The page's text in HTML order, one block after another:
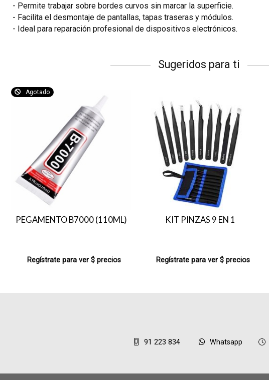
- Permite trabajar sobre bordes curvos sin marcar la superficie.
- Facilita el desmontaje de pantallas, tapas traseras y módulos.
- Ideal para reparación profesional de dispositivos electrónicos.
Sugeridos para ti
Agotado
PEGAMENTO B7000 (110ML)
Regístrate para ver $ precios
KIT PINZAS 9 EN 1
Regístrate para ver $ precios
91 223 834 Whatsapp